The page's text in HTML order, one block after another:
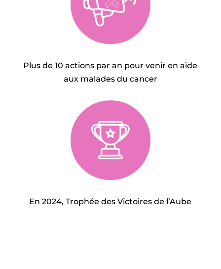
Plus de 10 actions par an pour venir en aide
aux malades du cancer
En 2024, Trophée des Victoires de l’Aube